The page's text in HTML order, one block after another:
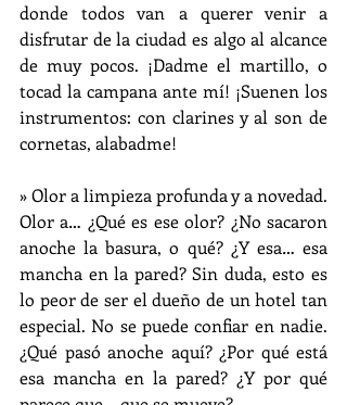
donde todos van a querer venir a
disfrutar de la ciudad es algo al alcance
de muy pocos. ¡Dadme el martillo, o
tocad la campana ante mí! ¡Suenen los
instrumentos: con clarines y al son de
cornetas, alabadme!
» Olor a limpieza profunda y a novedad.
Olor a… ¿Qué es ese olor? ¿No sacaron
anoche la basura, o qué? ¿Y esa… esa
mancha en la pared? Sin duda, esto es
lo peor de ser el dueño de un hotel tan
especial. No se puede confiar en nadie.
¿Qué pasó anoche aquí? ¿Por qué está
esa mancha en la pared? ¿Y por qué